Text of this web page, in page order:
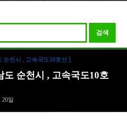
검색
순천시 , 고속국도10호선 ]
도 순천시 , 고속국도10호
20일